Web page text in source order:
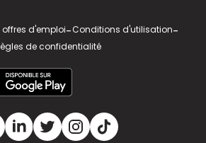
offres d'emploi-Conditions d'utilisation-
de confidentialité